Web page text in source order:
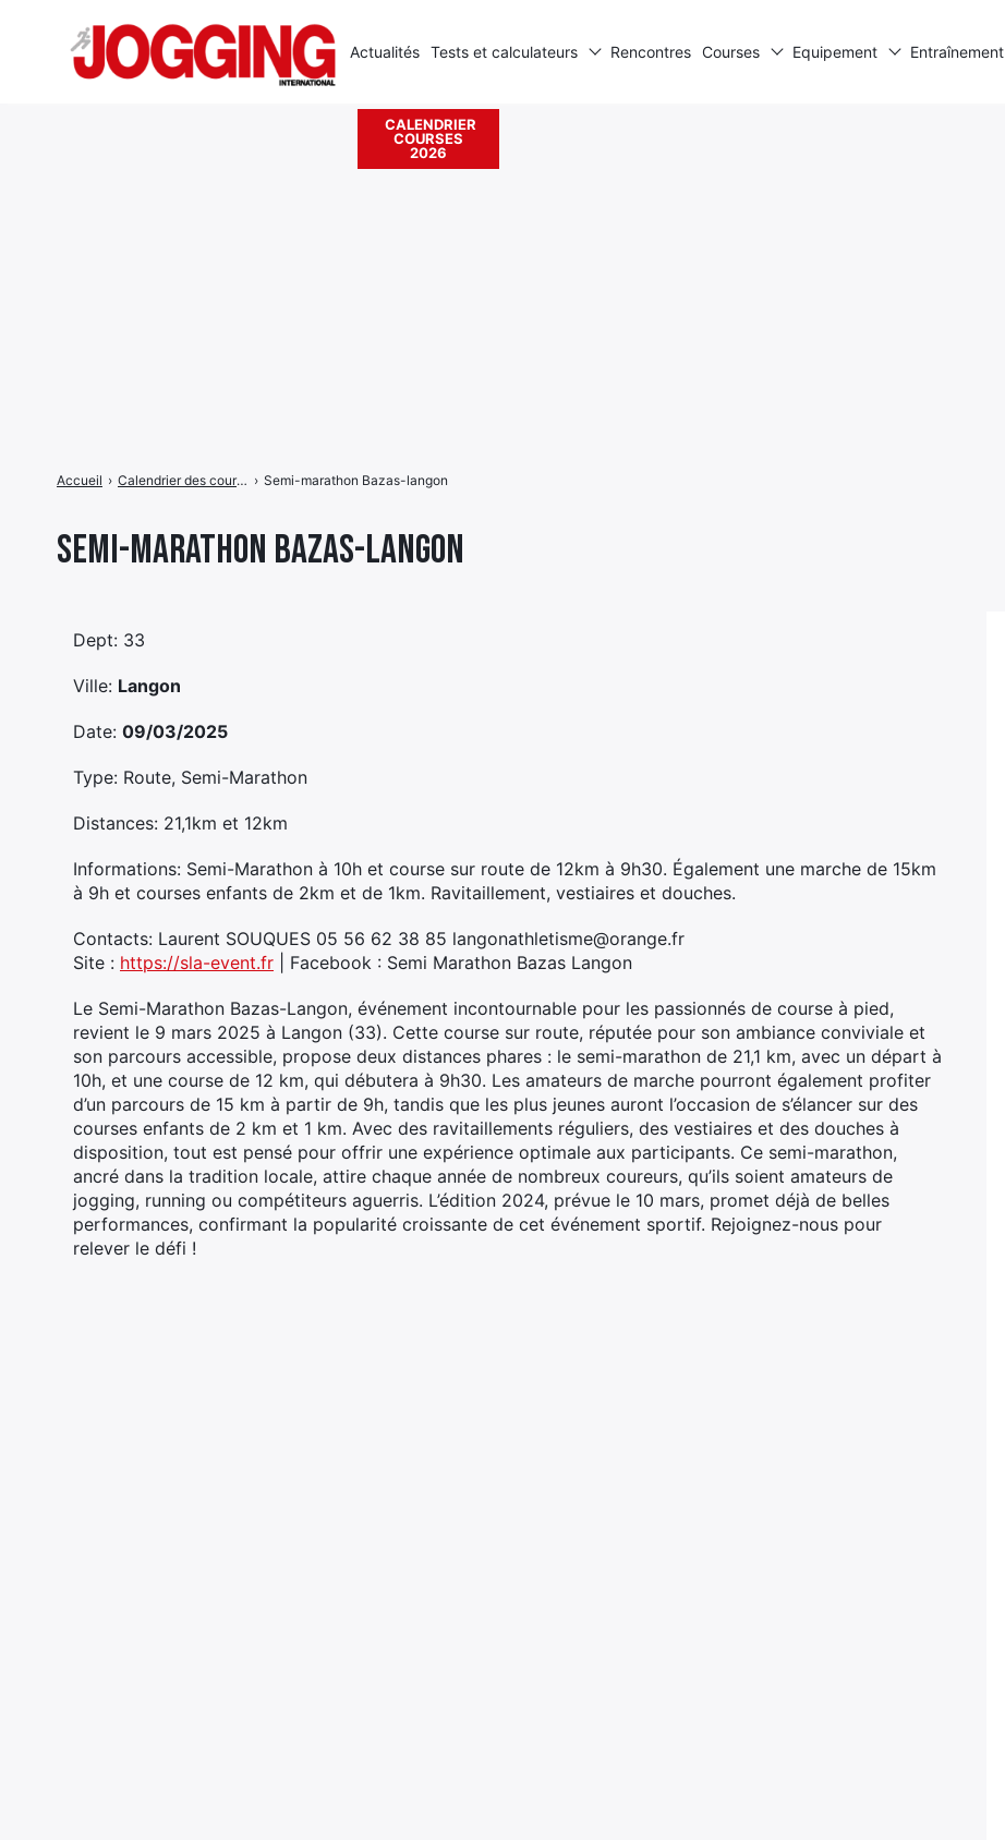
Semi-marathon Bazas-langon
Accueil › Calendrier des courses › Semi-marathon Bazas-langon
Dept: 33
Ville: Langon
Date: 09/03/2025
Type: Route, Semi-Marathon
Distances: 21,1km et 12km
Informations: Semi-Marathon à 10h et course sur route de 12km à 9h30. Également une marche de 15km
à 9h et courses enfants de 2km et de 1km. Ravitaillement, vestiaires et douches.
Contacts: Laurent SOUQUES 05 56 62 38 85 langonathletisme@orange.fr
Site : https://sla-event.fr | Facebook : Semi Marathon Bazas Langon
Le Semi-Marathon Bazas-Langon, événement incontournable pour les passionnés de course à pied,
revient le 9 mars 2025 à Langon (33). Cette course sur route, réputée pour son ambiance conviviale et
son parcours accessible, propose deux distances phares : le semi-marathon de 21,1 km, avec un départ à
10h, et une course de 12 km, qui débutera à 9h30. Les amateurs de marche pourront également profiter
d’un parcours de 15 km à partir de 9h, tandis que les plus jeunes auront l’occasion de s’élancer sur des
courses enfants de 2 km et 1 km. Avec des ravitaillements réguliers, des vestiaires et des douches à
disposition, tout est pensé pour offrir une expérience optimale aux participants. Ce semi-marathon,
ancré dans la tradition locale, attire chaque année de nombreux coureurs, qu’ils soient amateurs de
jogging, running ou compétiteurs aguerris. L’édition 2024, prévue le 10 mars, promet déjà de belles
performances, confirmant la popularité croissante de cet événement sportif. Rejoignez-nous pour
relever le défi !
Actualités Tests et calculateurs Rencontres Courses Equipement Entraînement
CALENDRIER
COURSES
2026
Rechercher